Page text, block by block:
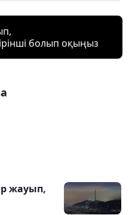
болып оқыңыз
жауып,